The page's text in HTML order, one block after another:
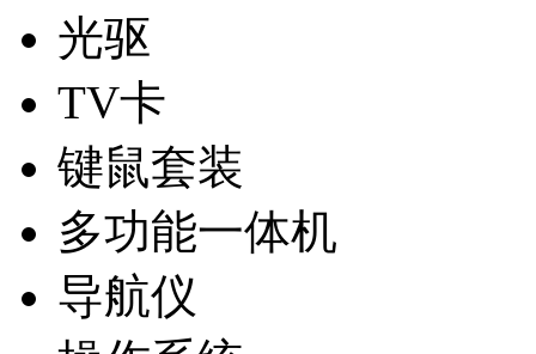
光驱
TV卡
键鼠套装
多功能一体机
导航仪